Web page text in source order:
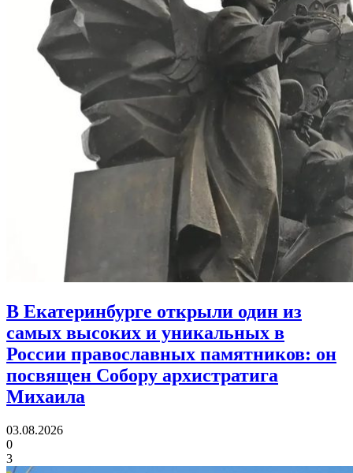
В Екатеринбурге открыли один из
самых высоких и уникальных в
России православных памятников: он
посвящен Собору архистратига
Михаила
03.08.2026
0
3